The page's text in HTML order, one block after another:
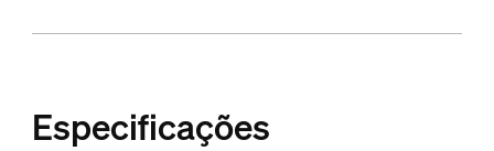
Especificações